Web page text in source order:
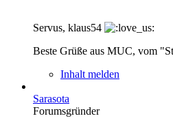
Servus, klaus54
Beste Grüße aus MUC, vom
Inhalt melden
Sarasota
Forumsgründer